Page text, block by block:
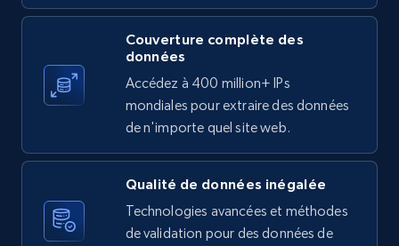
323+ Essai gratuit
Etsy - Collects data from shop's URL
URL, Product id, Listing inventory id, Title, Rating,
price, and more.
1.9K+ 323+ Essai gratuit
Couverture complète des
données
Accédez à 400 million+ IPs
mondiales pour extraire des données
de n'importe quel site web.
Qualité de données inégalée
Technologies avancées et méthodes
de validation pour des données de